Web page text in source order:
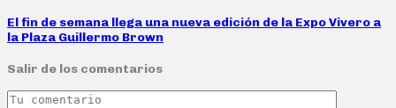
El fin de semana llega una nueva edición de la Expo Vivero a
la Plaza Guillermo Brown
Salir de los comentarios